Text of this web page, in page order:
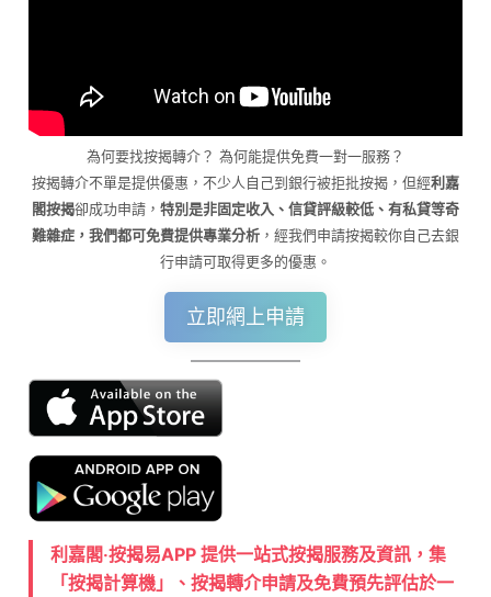
為何要找按揭轉介？ 為何能提供免費一對一服務？
按揭轉介不單是提供優惠，不少人自己到銀行被拒批按揭，但經利嘉
閣按揭卻成功申請， 特別是非固定收入、信貸評級較低、有私貸等奇
難雜症，我們都可免費提供專業分析 ，經我們申請按揭較你自己去銀
行申請可取得更多的優惠。
立即網上申請
利嘉閣‧按揭易APP 提供一站式按揭服務及資訊，集
「按揭計算機」、按揭轉介申請及免費預先評估於一